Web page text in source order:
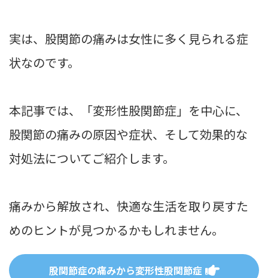
実は、股関節の痛みは女性に多く見られる症
状なのです。
本記事では、「変形性股関節症」を中心に、
股関節の痛みの原因や症状、そして効果的な
対処法についてご紹介します。
痛みから解放され、快適な生活を取り戻すた
めのヒントが見つかるかもしれません。
股関節症の痛みから変形性股関節症